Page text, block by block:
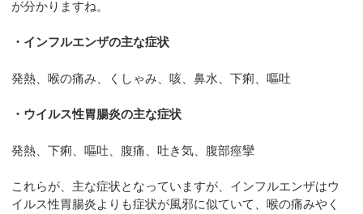
が分かりますね。
・インフルエンザの主な症状
発熱、喉の痛み、くしゃみ、咳、鼻水、下痢、嘔吐
・ウイルス性胃腸炎の主な症状
発熱、下痢、嘔吐、腹痛、吐き気、腹部痙攣
これらが、主な症状となっていますが、インフルエンザはウ
イルス性胃腸炎よりも症状が風邪に似ていて、喉の痛みやく